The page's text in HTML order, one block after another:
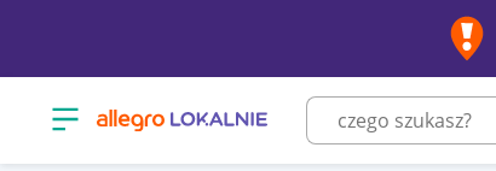
Otwórz menu z kategoriami